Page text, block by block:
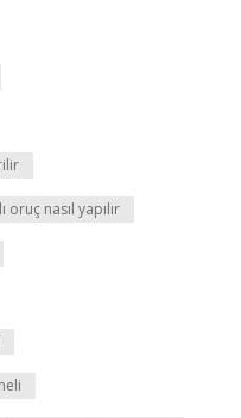
oruç nasıl yapılır